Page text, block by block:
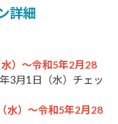
詳細
）～令和5年2月28
3月1日（水）チェッ
水）～令和5年2月28